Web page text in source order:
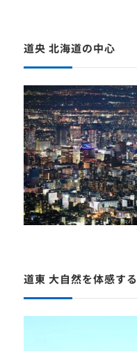
道央 北海道の中心
道東 大自然を体感する